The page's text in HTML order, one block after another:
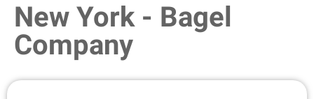
New York - Bagel
Company